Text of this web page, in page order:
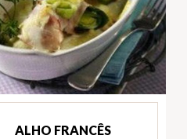
ALHO FRANCÊS